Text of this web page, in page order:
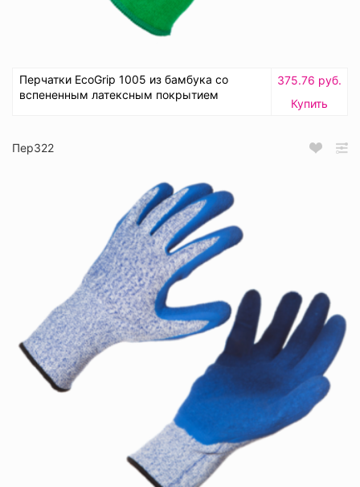
Перчатки EcoGrip 1005 из бамбука со
вспененным латексным покрытием
375.76 руб.
Купить
Пер322